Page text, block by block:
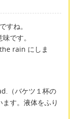
すね。
です。
rain にしま
（バケツ１杯の
す。液体をふり